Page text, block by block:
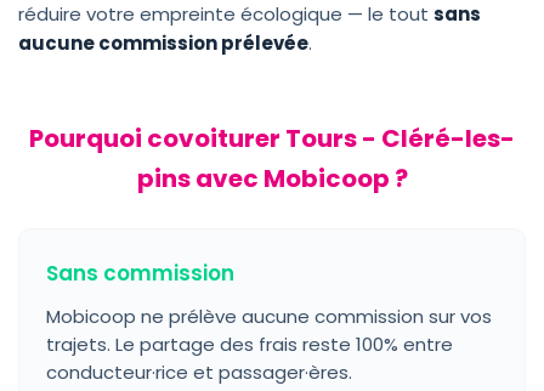
réduire votre empreinte écologique — le tout sans
aucune commission prélevée.
Pourquoi covoiturer Tours - Cléré-les-
pins avec Mobicoop ?
Sans commission
Mobicoop ne prélève aucune commission sur vos
trajets. Le partage des frais reste 100% entre
conducteur·rice et passager·ères.